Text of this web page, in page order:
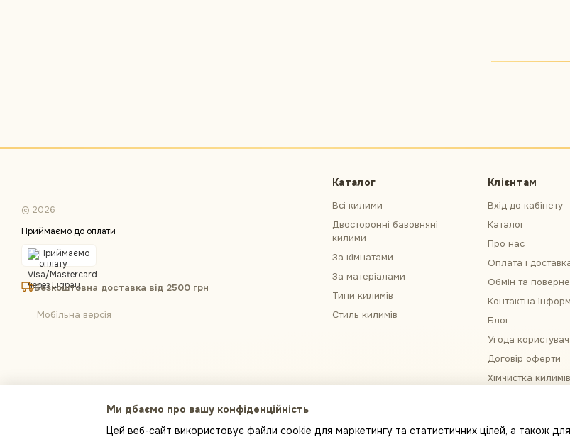
© 2026
Приймаємо до оплати
Безкоштовна доставка від 2500 грн
Мобільна версія
Каталог
Всі килими
Двосторонні бавовняні
килими
За кімнатами
За матеріалами
Типи килимів
Стиль килимів
Клієнтам
Вхід до кабінету
Каталог
Про нас
Оплата і
Обмін та
Контактна
Блог
Угода
Договір оферти
Хімчистка килимів
Ми в соцмережах
Ми дбаємо про вашу конфіденційність
Цей веб-сайт використовує файли cookie для маркетингу та статистичних цілей, а також для